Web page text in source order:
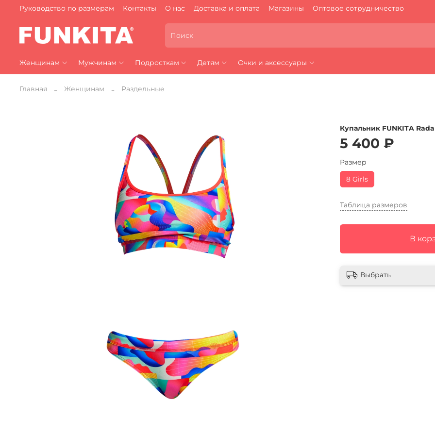
Руководство по размерам Контакты О нас Доставка и оплата Магазины Оптовое сотрудничество
Женщинам Мужчинам Подросткам Детям Очки и аксессуары
Главная Женщинам Раздельные
Купальник FUNKITA
5 400 ₽
Таблица размеров
В
Размер
8 Girls
Выбрать